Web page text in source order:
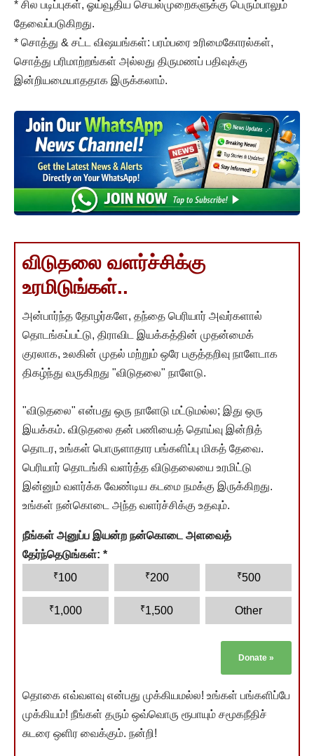
* சில படிப்புகள், ஓய்வூதிய செயல்முறைகளுக்கு பெரும்பாலும்
தேவைப்படுகிறது.
* சொத்து & சட்ட விஷயங்கள்: பரம்பரை உரிமைகோரல்கள்,
சொத்து பரிமாற்றங்கள் அல்லது திருமணப் பதிவுக்கு
இன்றியமையாததாக இருக்கலாம்.
விடுதலை வளர்ச்சிக்கு
உரமிடுங்கள்..
அன்பார்ந்த தோழர்களே, தந்தை பெரியார் அவர்களால்
தொடங்கப்பட்டு, திராவிட இயக்கத்தின் முதன்மைக்
குரலாக, உலகின் முதல் மற்றும் ஒரே பகுத்தறிவு நாளேடாக
திகழ்ந்து வருகிறது "விடுதலை" நாளேடு.
"விடுதலை" என்பது ஒரு நாளேடு மட்டுமல்ல; இது ஒரு
இயக்கம். விடுதலை தன் பணியைத் தொய்வு இன்றித்
தொடர, உங்கள் பொருளாதார பங்களிப்பு மிகத் தேவை.
பெரியார் தொடங்கி வளர்த்த விடுதலையை உரமிட்டு
இன்னும் வளர்க்க வேண்டிய கடமை நமக்கு இருக்கிறது.
உங்கள் நன்கொடை அந்த வளர்ச்சிக்கு உதவும்.
நீங்கள் அனுப்ப இயன்ற நன்கொடை அளவைத்
தேர்ந்தெடுங்கள்: *
₹100 ₹200 ₹500
₹1,000 ₹1,500 Other
Donate »
தொகை எவ்வளவு என்பது முக்கியமல்ல! உங்கள் பங்களிப்பே
முக்கியம்! நீங்கள் தரும் ஒவ்வொரு ரூபாயும் சமூகநீதிச்
சுடரை ஒளிர வைக்கும். நன்றி!